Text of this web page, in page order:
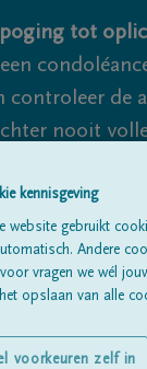
tot
de
nooit
kennisgeving
website gebruikt
Andere
vragen we wél
opslaan van alle
voorkeuren zelf in